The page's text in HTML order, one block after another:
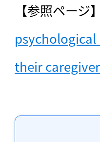
【参照ページ】
their